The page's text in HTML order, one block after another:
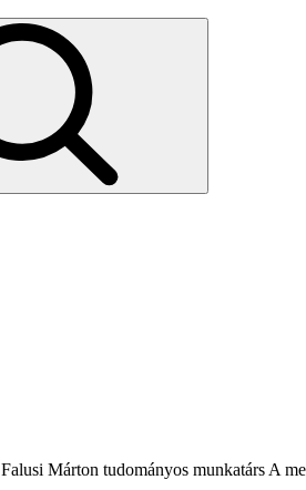
Falusi Márton tudományos munkatárs A